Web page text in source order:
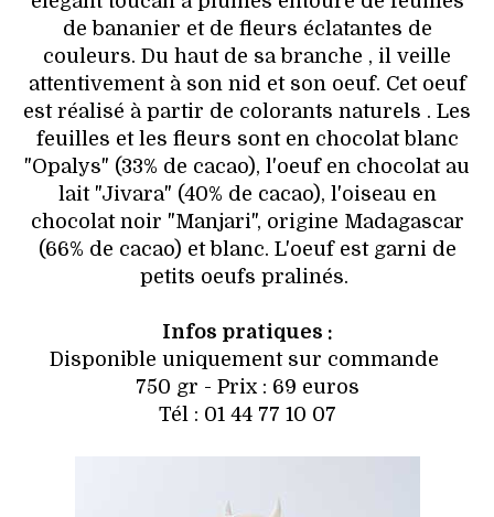
de bananier et de fleurs éclatantes de
couleurs. Du haut de sa branche , il veille
attentivement à son nid et son oeuf. Cet oeuf
est réalisé à partir de colorants naturels . Les
feuilles et les fleurs sont en chocolat blanc
"Opalys" (33% de cacao), l'oeuf en chocolat au
lait "Jivara" (40% de cacao), l'oiseau en
chocolat noir "Manjari", origine Madagascar
(66% de cacao) et blanc. L'oeuf est garni de
petits oeufs pralinés.
Infos pratiques :
Disponible uniquement sur commande
750 gr - Prix : 69 euros
Tél : 01 44 77 10 07